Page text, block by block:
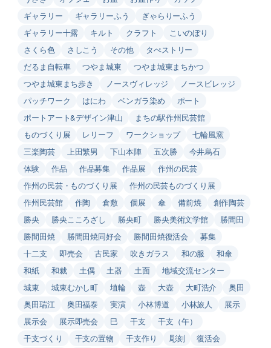
ギャラリー
ギャラリーふう
ぎゃらりーふう
ギャラリー十露
キルト クラフト
こいのぼり
さくら色
さしこう その他
タぺストリー
だるま自転車
つやま城東
つやま城東まちかつ
つやま城東まち歩き
ノースヴィレッジ
ノースビレッジ
パッチワーク
はにわ ベンガラ染め
ポート
ポートアート&デザイン津山
まちの駅作州民芸館
ものづくり展
レリーフ ワークショップ
七輪風窯
三楽陶芸
上田繁男 下山本陣 五次勝
今井烏石
体験
作品 作品募集 作品展
作州の民芸
作州の民芸・ものづくり展
作州の民芸ものづくり展
作州民芸館
作陶 倉敷 個展 傘 備前焼
創作陶芸
勝央
勝央こころざし 勝央町 勝央美術文学館
勝間田
勝間田焼
勝間田焼同好会 勝間田焼復活会
募集
十二支
即売会 古民家 吹きガラス 和の服
和傘
和紙
和裁 土偶 土器 土面
地域交流センター
城東
城東むかし町 埴輪 壺 大壺 大町浩介
奥田
奥田瑞江
奥田福泰 実演 小林博道 小林旅人
展示
展示会
展示即売会 巳 干支
干支（午）
干支づくり
干支の置物 干支作り 彫刻
復活会